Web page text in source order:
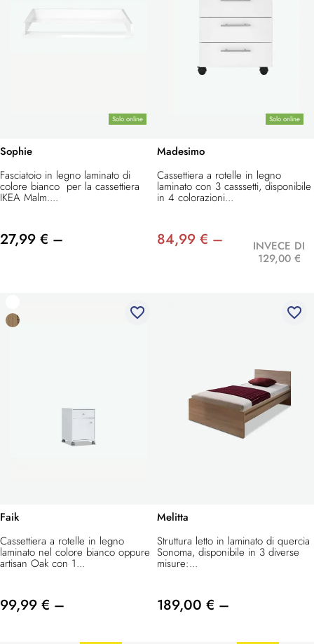
Solo online
Sophie
Fasciatoio in legno laminato di
colore bianco per la cassettiera
IKEA Malm....
27,99 € –
Solo online
Madesimo
Cassettiera a rotelle in legno
laminato con 3 casssetti, disponibile
in 4 colorazioni...
84,99 € –
INVECE DI
129,00 €
favorite_border
Faik
Cassettiera a rotelle in legno
laminato nel colore bianco oppure
artisan Oak con 1...
99,99 € –
favorite_border
Melitta
Struttura letto in laminato di quercia
Sonoma, disponibile in 3 diverse
misure:...
189,00 € –